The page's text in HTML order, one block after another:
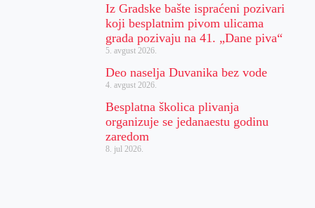
Iz Gradske bašte ispraćeni pozivari
koji besplatnim pivom ulicama
grada pozivaju na 41. „Dane piva“
5. avgust 2026.
Deo naselja Duvanika bez vode
4. avgust 2026.
Besplatna školica plivanja
organizuje se jedanaestu godinu
zaredom
8. jul 2026.